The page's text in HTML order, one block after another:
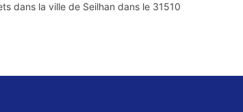
dans la ville de Seilhan dans le 31510